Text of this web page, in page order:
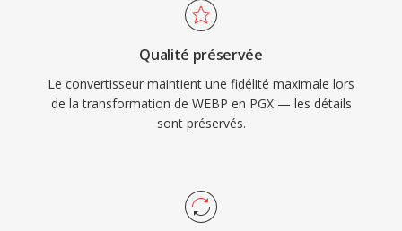
Qualité préservée
Le convertisseur maintient une fidélité maximale lors
de la transformation de WEBP en PGX — les détails
sont préservés.